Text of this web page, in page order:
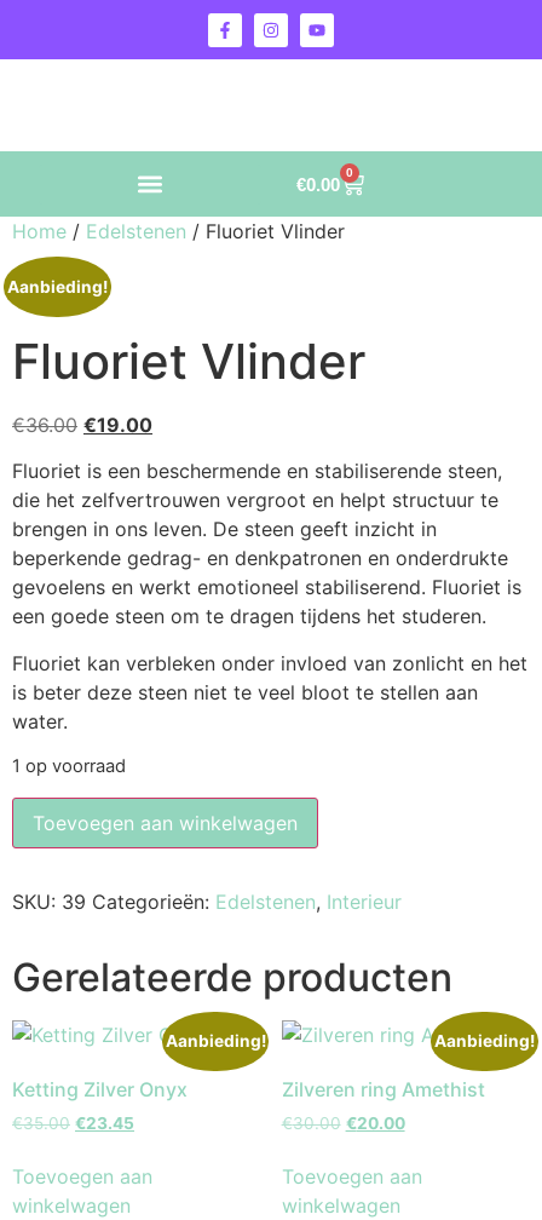
€0.00
0
Home / Edelstenen / Fluoriet Vlinder
Aanbieding!
Fluoriet Vlinder
€36.00 €19.00
Fluoriet is een beschermende en stabiliserende steen,
die het zelfvertrouwen vergroot en helpt structuur te
brengen in ons leven. De steen geeft inzicht in
beperkende gedrag- en denkpatronen en onderdrukte
gevoelens en werkt emotioneel stabiliserend. Fluoriet is
een goede steen om te dragen tijdens het studeren.
Fluoriet kan verbleken onder invloed van zonlicht en het
is beter deze steen niet te veel bloot te stellen aan
water.
1 op voorraad
Toevoegen aan winkelwagen
SKU: 39 Categorieën: Edelstenen, Interieur
Gerelateerde producten
Aanbieding!
Ketting Zilver Onyx
€35.00 €23.45
Toevoegen aan
winkelwagen
Aanbieding!
Zilveren ring Amethist
€30.00 €20.00
Toevoegen aan
winkelwagen